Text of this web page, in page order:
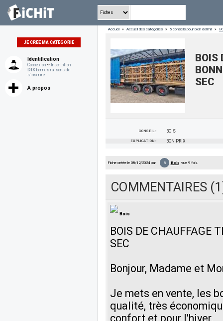
JE CRÉE MA CATÉGORIE
Identification
Connexion ~ Inscription
DIX bonnes raisons de
s'inscrire
A propos
Accueil » Accueil des catégories » 5 conseils pour bien dormir »
BOIS
SEC
CONSEIL : BOIS
EXPLICATION : BON PRIX
Fiche créée le 08/12/2024 par B Boisvue 9 fois.
COMMENTAIRES
Bois
BOIS DE CHAUFFAGE
SEC
Bonjour, Madame et
Je mets en vente, les
qualité, très
confort et pour l'hiver.